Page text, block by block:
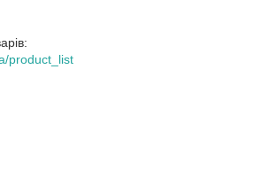
product_list